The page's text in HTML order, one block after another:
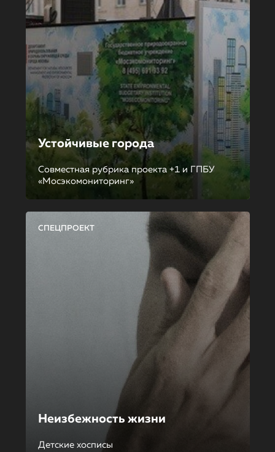
Устойчивые города
Совместная рубрика проекта +1 и ГПБУ
«Мосэкомониторинг»
СПЕЦПРОЕКТ
Неизбежность жизни
Детские хосписы